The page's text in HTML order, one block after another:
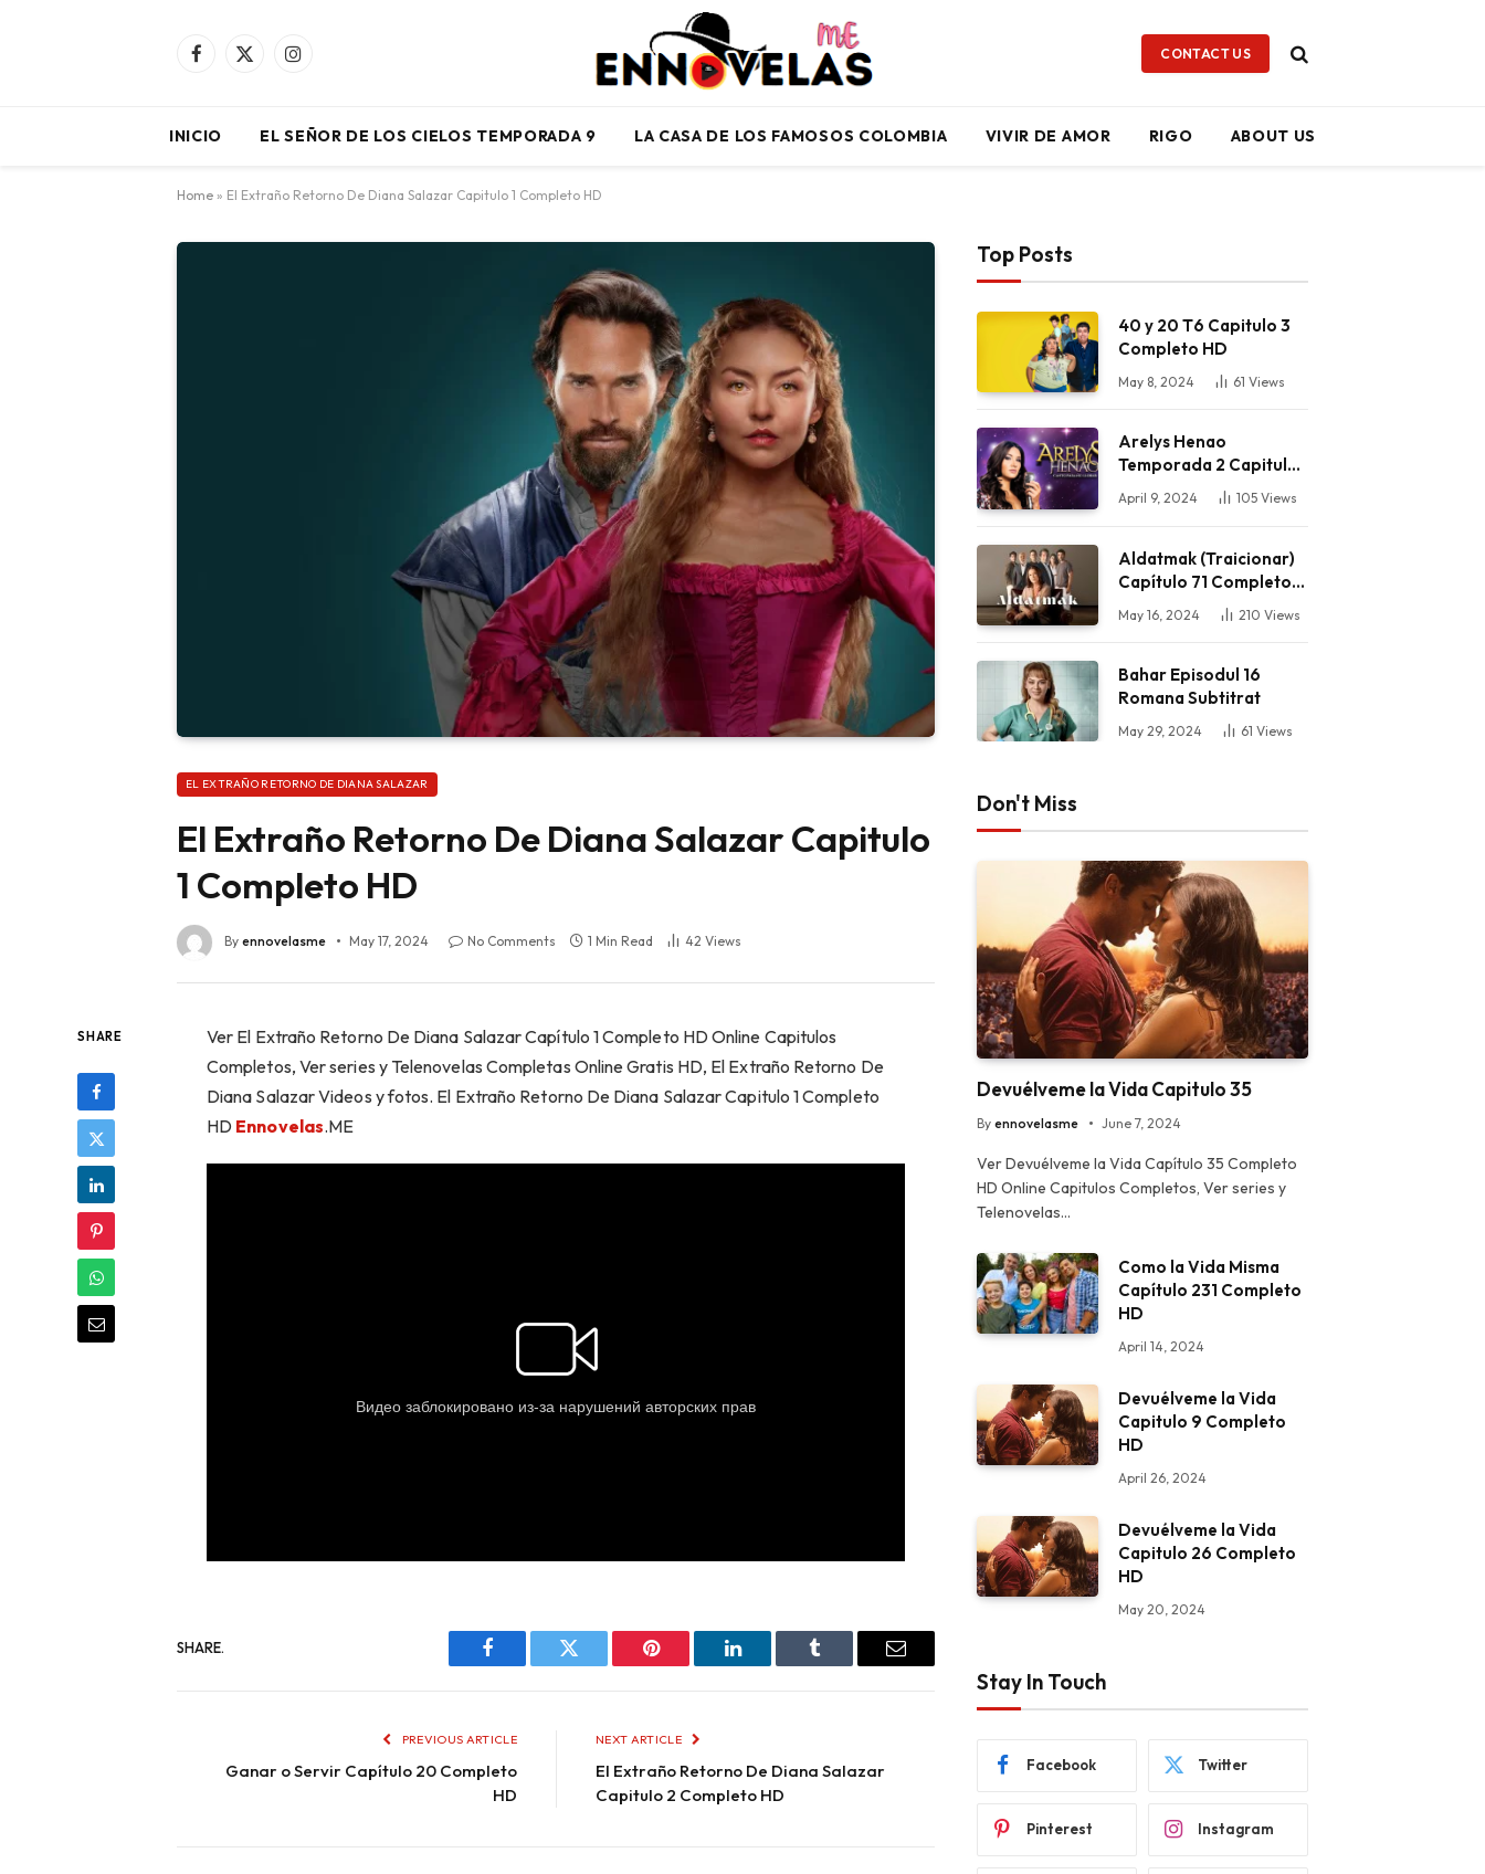
Facebook
X
Instagram CONTACT US
INICIO EL SEÑOR DE LOS CIELOS TEMPORADA 9 LA CASA DE LOS FAMOSOS COLOMBIA VIVIR DE AMOR RIGO ABOUT US
Home » El Extraño Retorno De Diana Salazar Capitulo 1 Completo HD
EL EXTRAÑO RETORNO DE DIANA SALAZAR
El Extraño Retorno De Diana Salazar Capitulo
1 Completo HD
By ennovelasme May 17, 2024 No Comments 1 Min Read 42 Views
SHARE
Ver El Extraño Retorno De Diana Salazar Capítulo 1 Completo HD Online Capitulos
Completos, Ver series y Telenovelas Completas Online Gratis HD, El Extraño Retorno De
Diana Salazar Videos y fotos. El Extraño Retorno De Diana Salazar Capitulo 1 Completo
HD Ennovelas.ME
SHARE.
Facebook Twitter Pinterest LinkedIn Tumblr Email
PREVIOUS ARTICLE
Ganar o Servir Capítulo 20 Completo
HD
NEXT ARTICLE
El Extraño Retorno De Diana Salazar
Capitulo 2 Completo HD
Top Posts
40 y 20 T6 Capitulo 3
Completo HD
May 8, 2024 61 Views
Arelys Henao
Temporada 2 Capitulo
59 Completo HD
April 9, 2024 105 Views
Aldatmak (Traicionar)
Capítulo 71 Completo
May 16, 2024 210 Views
Bahar Episodul 16
Romana Subtitrat
May 29, 2024 61 Views
Don't Miss
Devuélveme la Vida Capitulo 35
By ennovelasme June 7, 2024
Ver Devuélveme la Vida Capítulo 35 Completo
HD Online Capitulos Completos, Ver series y
Telenovelas…
Como la Vida Misma
Capítulo 231 Completo
HD
April 14, 2024
Devuélveme la Vida
Capitulo 9 Completo
HD
April 26, 2024
Devuélveme la Vida
Capitulo 26 Completo
HD
May 20, 2024
Stay In Touch
Facebook Twitter
Pinterest Instagram